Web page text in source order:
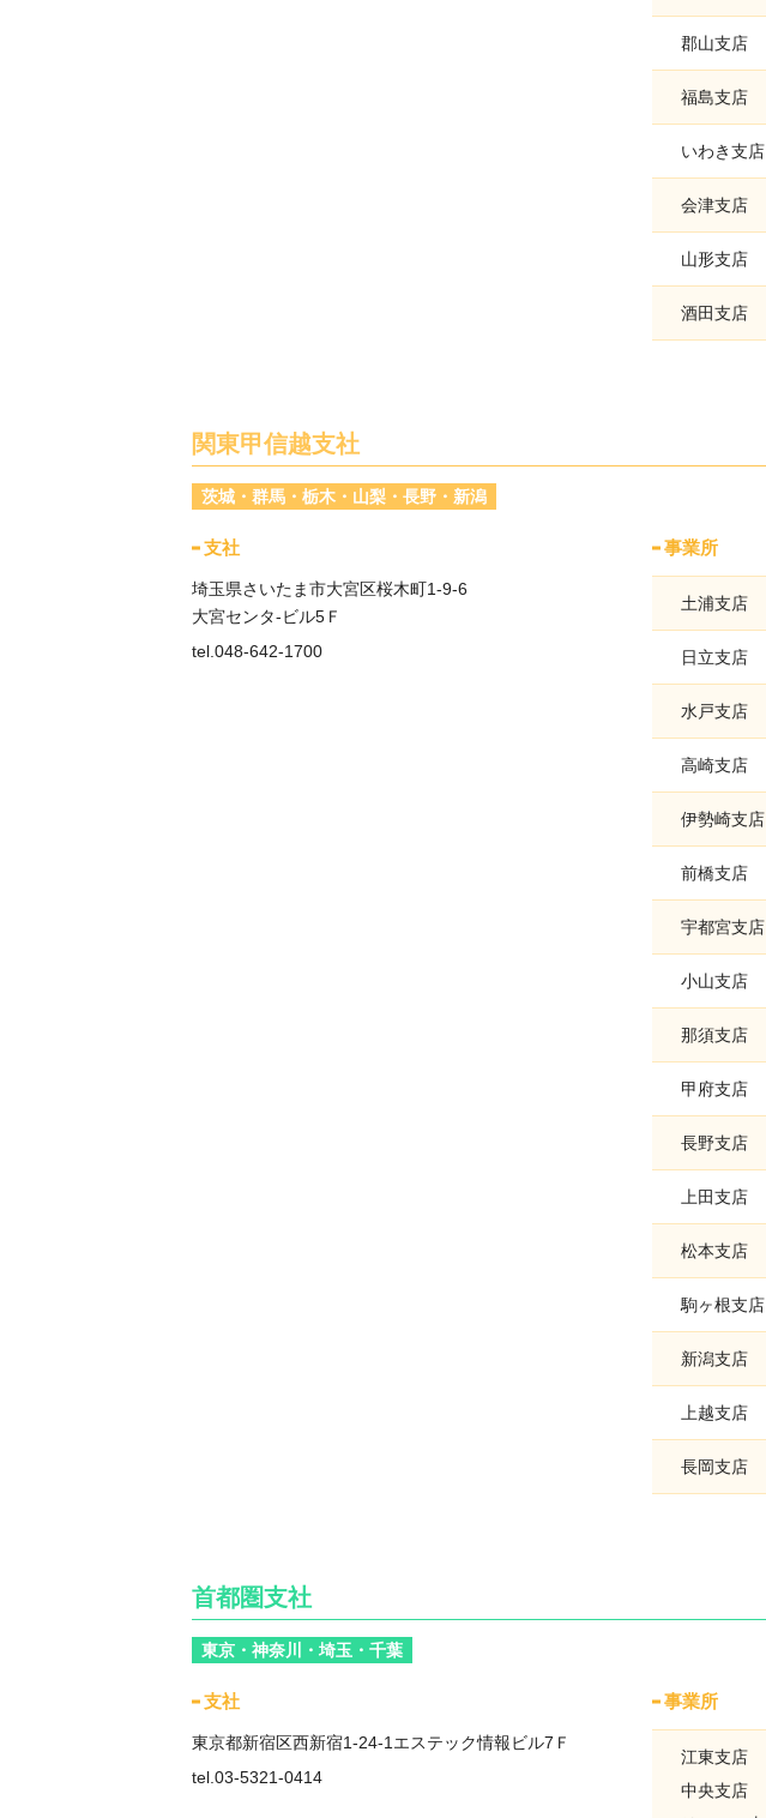
郡山支店
福島支店
いわき支店
会津支店
山形支店
酒田支店
関東甲信越支社
茨城・群馬・栃木・山梨・長野・新潟
支社
埼玉県さいたま市大宮区桜木町1-9-6
大宮センタ-ビル5Ｆ
tel.048-642-1700
事業所
土浦支店
日立支店
水戸支店
高崎支店
伊勢崎支店
前橋支店
宇都宮支店
小山支店
那須支店
甲府支店
長野支店
上田支店
松本支店
駒ヶ根支店
新潟支店
上越支店
長岡支店
首都圏支社
東京・神奈川・埼玉・千葉
支社
東京都新宿区西新宿1-24-1エステック情報ビル7Ｆ
tel.03-5321-0414
事業所
江東支店
中央支店